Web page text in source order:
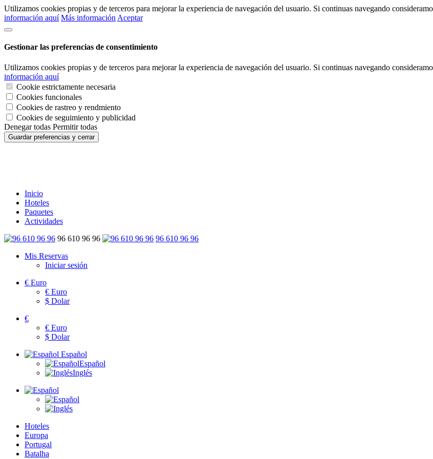
Utilizamos cookies propias y de terceros para mejorar la experiencia de navegación del usuario. Si continuas navegando
información aquí Más información Aceptar
Gestionar las preferencias de consentimiento
Utilizamos cookies propias y de terceros para mejorar la experiencia de navegación del usuario. Si continuas navegando
información aquí
Cookie estrictamente necesaria
Cookies funcionales
Cookies de rastreo y rendmiento
Cookies de seguimiento y publicidad
Denegar todas Permitir todas
Guardar preferencias y cerrar
Inicio
Hoteles
Paquetes
Actividades
96 610 96 96
96 610 96 96
Mis Reservas
Iniciar sesión
€ Euro
€ Euro
$ Dolar
€
€ Euro
$ Dolar
Español
Español
Inglés
Hoteles
Europa
Portugal
Batalha